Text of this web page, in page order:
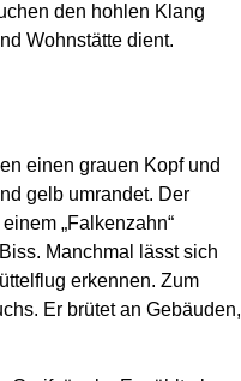
den hohlen Klang
Wohnstätte dient.
einen grauen Kopf und
gelb umrandet. Der
„Falkenzahn“
Manchmal lässt sich
erkennen. Zum
Er brütet an Gebäuden,